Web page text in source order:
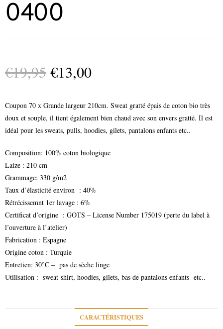
0400
€19,95 €13,00
Coupon 70 x Grande largeur 210cm. Sweat gratté épais de coton bio très
doux et souple, il tient également bien chaud avec son envers gratté. Il est
idéal pour les sweats, pulls, hoodies, gilets, pantalons enfants etc..
Composition: 100% coton biologique
Laize : 210 cm
Grammage: 330 g/m2
Taux d’élasticité environ : 40%
Rétrécissemnt 1er lavage : 6%
Certificat d’origine : GOTS – License Number 175019 (perte du label à
l’ouverture à l’atelier)
Fabrication : Espagne
Origine coton : Turquie
Entretien: 30°C – pas de sèche linge
Utilisation : sweat-shirt, hoodies, gilets, bas de pantalons enfants etc..
CARACTÉRISTIQUES